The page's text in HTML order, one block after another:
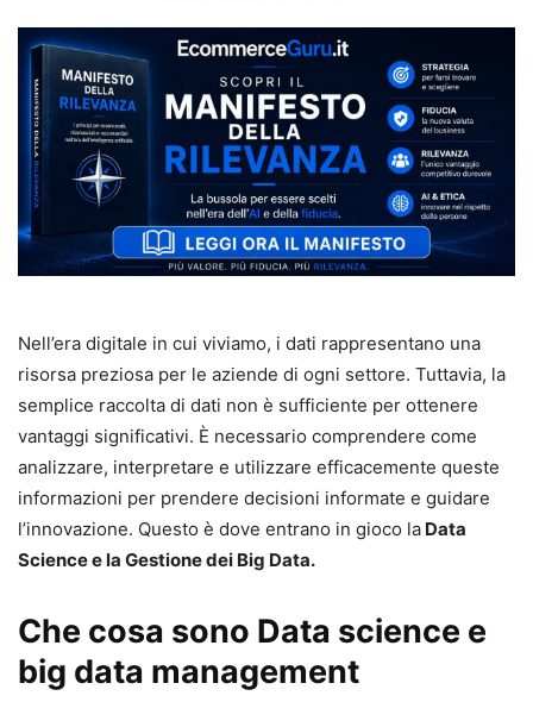
Nell’era digitale in cui viviamo, i dati rappresentano una
risorsa preziosa per le aziende di ogni settore. Tuttavia, la
semplice raccolta di dati non è sufficiente per ottenere
vantaggi significativi. È necessario comprendere come
analizzare, interpretare e utilizzare efficacemente queste
informazioni per prendere decisioni informate e guidare
l’innovazione. Questo è dove entrano in gioco la Data
Science e la Gestione dei Big Data.
Che cosa sono Data science e
big data management